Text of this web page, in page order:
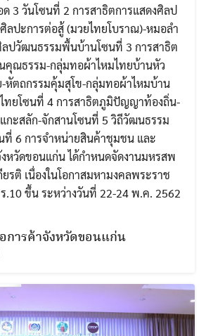
3 วันโซนที่ 2 การสาธิตการแสดงศิลป
ปะการต่อสู้ (มวยไทยโบราณ)-หมอลำ
ปวัฒนธรรมพื้นบ้านโซนที่ 3 การสาธิต
ณธรรม-กลุ่มทอผ้าไหมไทยบ้านหัว
หัตถกรรมคุ้มสุโข-กลุ่มทอผ้าไหมบ้าน
ทยโซนที่ 4 การสาธิตภูมิปัญญาท้องถิ่น-
กะสลัก-จักสานโซนที่ 5 วิถีวัฒนธรรม
ที่ 6 การจำหน่ายสินค้าชุมชน และ
หวัดขอนแก่น ได้กำหนดจัดงานมหรสพ
รติ เนื่องในโอกาสมหามงคลพระราช
.10 ขึ้น ระหว่างวันที่ 22-24 พ.ค. 2562
การค้าจังหวัดขอนแก่น